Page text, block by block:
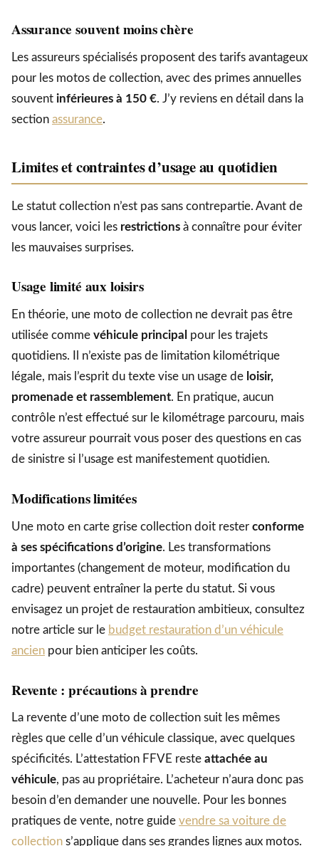
Assurance souvent moins chère
Les assureurs spécialisés proposent des tarifs avantageux
pour les motos de collection, avec des primes annuelles
souvent inférieures à 150 €. J’y reviens en détail dans la
section assurance.
Limites et contraintes d’usage au quotidien
Le statut collection n’est pas sans contrepartie. Avant de
vous lancer, voici les restrictions à connaître pour éviter
les mauvaises surprises.
Usage limité aux loisirs
En théorie, une moto de collection ne devrait pas être
utilisée comme véhicule principal pour les trajets
quotidiens. Il n’existe pas de limitation kilométrique
légale, mais l’esprit du texte vise un usage de loisir,
promenade et rassemblement. En pratique, aucun
contrôle n’est effectué sur le kilométrage parcouru, mais
votre assureur pourrait vous poser des questions en cas
de sinistre si l’usage est manifestement quotidien.
Modifications limitées
Une moto en carte grise collection doit rester conforme
à ses spécifications d’origine. Les transformations
importantes (changement de moteur, modification du
cadre) peuvent entraîner la perte du statut. Si vous
envisagez un projet de restauration ambitieux, consultez
notre article sur le budget restauration d’un véhicule
ancien pour bien anticiper les coûts.
Revente : précautions à prendre
La revente d’une moto de collection suit les mêmes
règles que celle d’un véhicule classique, avec quelques
spécificités. L’attestation FFVE reste attachée au
véhicule, pas au propriétaire. L’acheteur n’aura donc pas
besoin d’en demander une nouvelle. Pour les bonnes
pratiques de vente, notre guide vendre sa voiture de
collection s’applique dans ses grandes lignes aux motos.